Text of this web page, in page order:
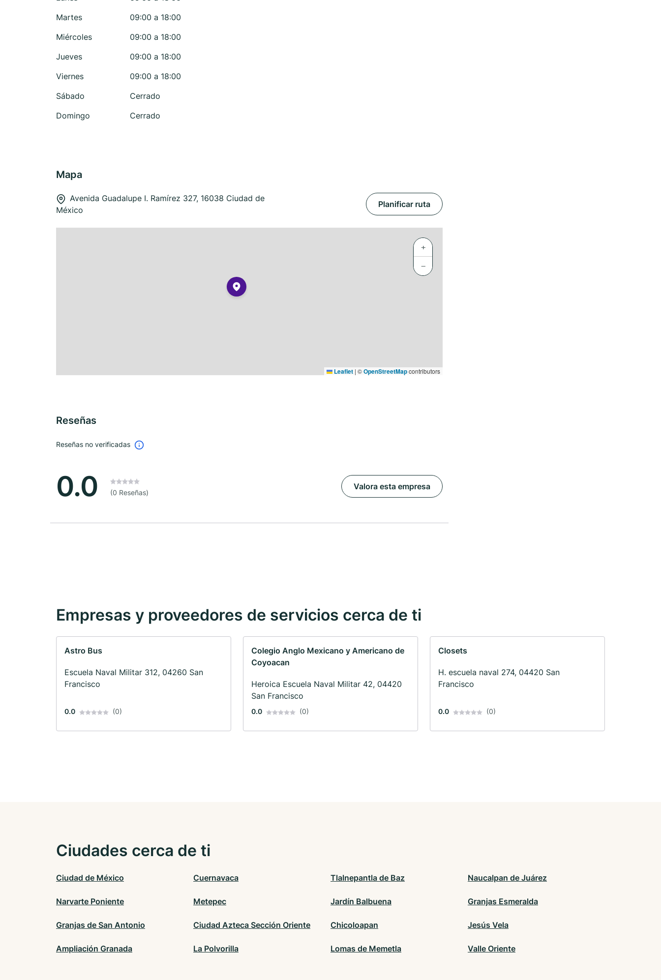
Martes
09:00 a 18:00
Miércoles
09:00 a 18:00
Jueves
09:00 a 18:00
Viernes
09:00 a 18:00
Sábado
Cerrado
Domingo
Cerrado
Mapa
Avenida Guadalupe I. Ramírez 327, 16038 Ciudad de
México
Planificar ruta
+
−
Leaflet | ©OpenStreetMapcontributors
Reseñas
Reseñas no verificadas
0.0 (0 Reseñas)
Valora esta empresa
Empresas y proveedores de servicios cerca de ti
Astro Bus
Escuela Naval Militar 312, 04260 San
Francisco
0.0 (0)
Colegio Anglo Mexicano y Americano de
Coyoacan
Heroica Escuela Naval Militar 42, 04420
San Francisco
0.0 (0)
Closets
H. escuela naval 274, 04420 San
Francisco
0.0 (0)
Ciudades cerca de ti
Ciudad de México Cuernavaca Tlalnepantla de Baz Naucalpan de Juárez
Narvarte Poniente Metepec Jardín Balbuena Granjas Esmeralda
Granjas de San Antonio Ciudad Azteca Sección Oriente Chicoloapan Jesús Vela
Ampliación Granada La Polvorilla Lomas de Memetla Valle Oriente